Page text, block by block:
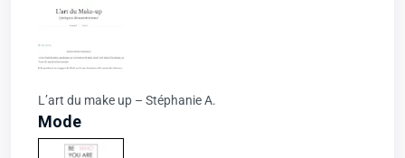
L’art du make up – Stéphanie A.
Mode